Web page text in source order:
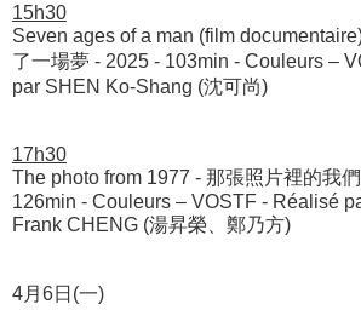
15h30
Seven ages of a man (film
了一場夢 - 2025 - 103min - Couleurs –
par SHEN Ko-Shang (沈可尚)
17h30
The photo from 1977 - 那張照片裡的我
126min - Couleurs – VOSTF - Réalisé
Frank CHENG (湯昇榮、鄭乃方)
4月6日(一)